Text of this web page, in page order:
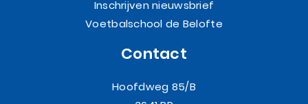
Inschrijven nieuwsbrief
Voetbalschool de Belofte
Contact
Hoofdweg 85/B